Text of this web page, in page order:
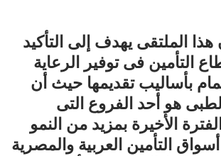
الملتقى يهدف إلى التأكيد
التأمين فى توفير الرعاية
بأساليب تقديمها حيث أن
هو أحد الفروع التى
الأخيرة بمزيد من النمو
التأمين العربية والمصرية